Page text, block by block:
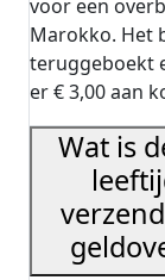
voor een
Marokko. Het
teruggeboekt
er € 3,00 aan
Wat is